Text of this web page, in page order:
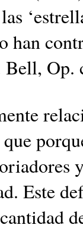
han
Bell, Op.
Este